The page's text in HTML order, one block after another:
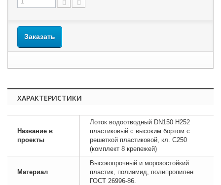
Заказать
ХАРАКТЕРИСТИКИ
Название в
проекты
Лоток водоотводный DN150 H252
пластиковый с высоким бортом с
решеткой пластиковой, кл. C250
(комплект 8 крепежей)
Материал
Высокопрочный и морозостойкий
пластик, полиамид, полипропилен
ГОСТ 26996-86.